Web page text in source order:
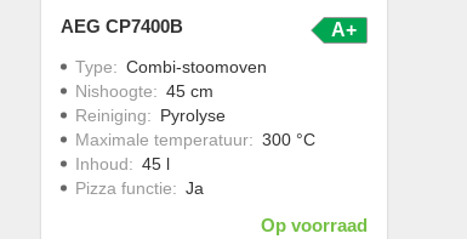
AEG CP7400B A+
Type: Combi-stoomoven
Nishoogte: 45 cm
Reiniging: Pyrolyse
Maximale temperatuur: 300 °C
Inhoud: 45 l
Pizza functie: Ja
Op voorraad